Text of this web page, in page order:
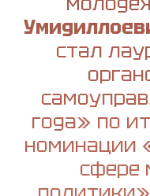
стал
года» по
номинации
сфере